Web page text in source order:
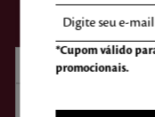
*Cupom válido
promocionais.